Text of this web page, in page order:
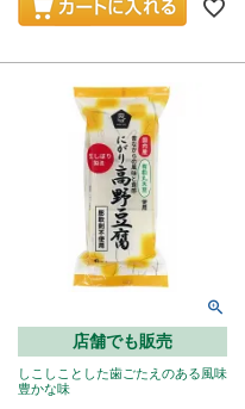
店舗でも販売
しこしことした歯ごたえのある風味
豊かな味